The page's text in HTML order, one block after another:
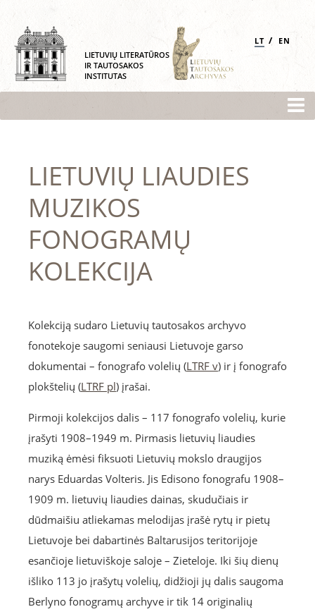
LIETUVIŲ LITERATŪROS
IR TAUTOSAKOS
INSTITUTAS
LT / EN
LIETUVIŲ LIAUDIES
MUZIKOS
FONOGRAMŲ
KOLEKCIJA
Kolekciją sudaro Lietuvių tautosakos archyvo
fonotekoje saugomi seniausi Lietuvoje garso
dokumentai – fonografo volelių (LTRF v) ir į fonografo
plokštelių (LTRF pl) įrašai.
Pirmoji kolekcijos dalis – 117 fonografo volelių, kurie
įrašyti 1908–1949 m. Pirmasis lietuvių liaudies
muziką ėmėsi fiksuoti Lietuvių mokslo draugijos
narys Eduardas Volteris. Jis Edisono fonografu 1908–
1909 m. lietuvių liaudies dainas, skudučiais ir
dūdmaišiu atliekamas melodijas įrašė rytų ir pietų
Lietuvoje bei dabartinės Baltarusijos teritorijoje
esančioje lietuviškoje saloje – Zieteloje. Iki šių dienų
išliko 113 jo įrašytų volelių, didžioji jų dalis saugoma
Berlyno fonogramų archyve ir tik 14 originalių